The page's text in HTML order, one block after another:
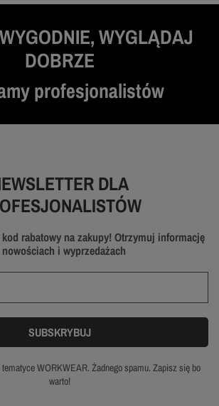
WYGLĄDAJ
DOBRZE
profesjonalistów
DLA
rabatowy na zakupy! Otrzymuj informację
i wyprzedażach
WORKWEAR. Żadnego spamu. Zapisz się bo
warto!